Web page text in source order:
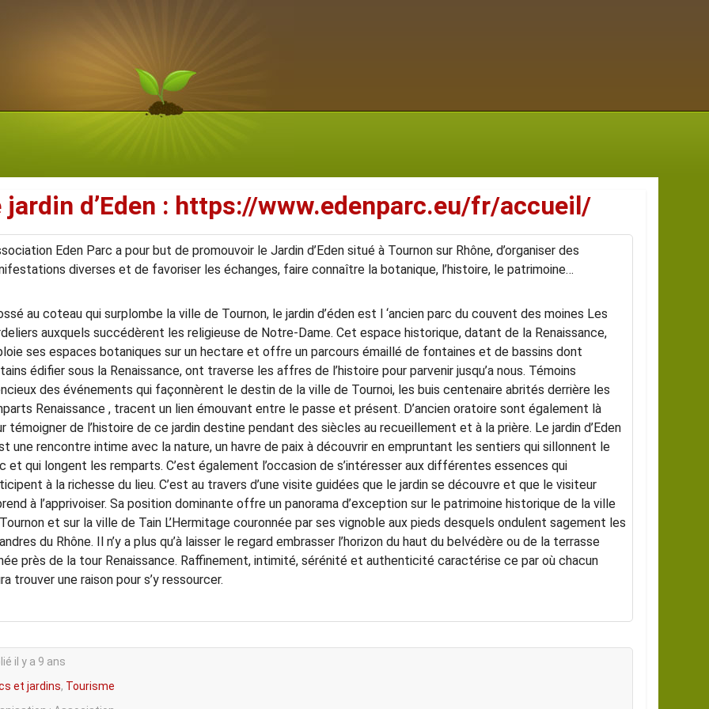
jardin d’Eden : https://www.edenparc.eu/fr/accueil/
Eden Parc a pour but de promouvoir le Jardin d’Eden situé à Tournon sur Rhône, d’organiser des
diverses et de favoriser les échanges, faire connaître la botanique, l’histoire, le patrimoine…
au coteau qui surplombe la ville de Tournon, le jardin d’éden est l ‘ancien parc du couvent des moines Les
auxquels succédèrent les religieuse de Notre-Dame. Cet espace historique, datant de la Renaissance,
ses espaces botaniques sur un hectare et offre un parcours émaillé de fontaines et de bassins dont
édifier sous la Renaissance, ont traverse les affres de l’histoire pour parvenir jusqu’a nous. Témoins
des événements qui façonnèrent le destin de la ville de Tournoi, les buis centenaire abrités derrière les
Renaissance , tracent un lien émouvant entre le passe et présent. D’ancien oratoire sont également là
témoigner de l’histoire de ce jardin destine pendant des siècles au recueillement et à la prière. Le jardin d’Eden
une rencontre intime avec la nature, un havre de paix à découvrir en empruntant les sentiers qui sillonnent le
et qui longent les remparts. C’est également l’occasion de s’intéresser aux différentes essences qui
à la richesse du lieu. C’est au travers d’une visite guidées que le jardin se découvre et que le visiteur
à l’apprivoiser. Sa position dominante offre un panorama d’exception sur le patrimoine historique de la ville
et sur la ville de Tain L’Hermitage couronnée par ses vignoble aux pieds desquels ondulent sagement les
du Rhône. Il n’y a plus qu’à laisser le regard embrasser l’horizon du haut du belvédère ou de la terrasse
près de la tour Renaissance. Raffinement, intimité, sérénité et authenticité caractérise ce par où chacun
trouver une raison pour s’y ressourcer.
il y a 9 ans
et jardins, Tourisme